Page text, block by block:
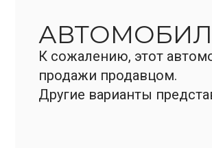
К сожалению, этот
продажи продавцом.
Другие варианты